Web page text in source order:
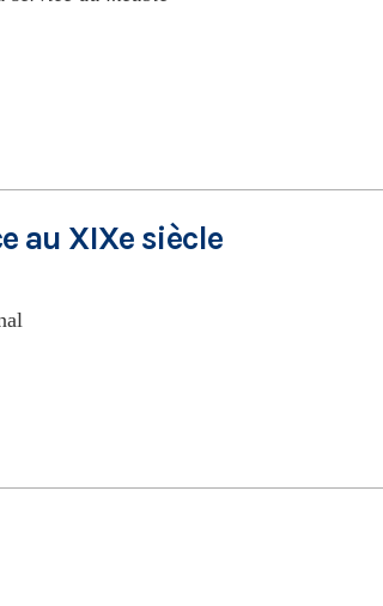
au XIXe siècle